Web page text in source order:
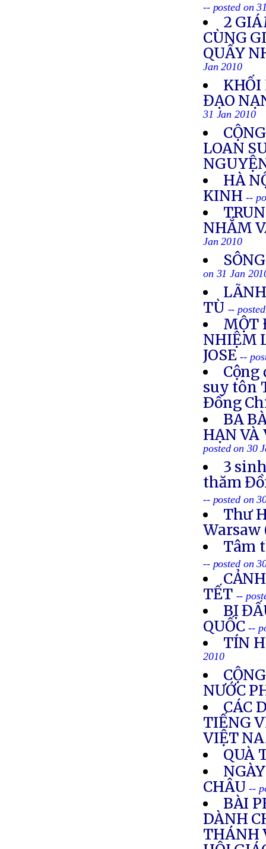
-- posted on
2
CÙNG
QUẤY
Jan 2010
KHỐI
ĐẠO
31 Jan 2010
LOAN
HÀ
KINH --
NHẮM
Jan 2010
on 31 Jan
TÙ --
MỘT
NHIỆM
JOSE --
Cộng
suy tôn
Ðồng
BA
HẠN
posted on 30
3
thăm
-- posted on
Thư
Tâm
-- posted on
TẾT --
BỊ
QUỐC --
TÍN
2010
NƯỚC
CÁC
TIẾNG
VIỆT
QUÀ
CHÂU --
BÀI
DÀNH
THÁNH